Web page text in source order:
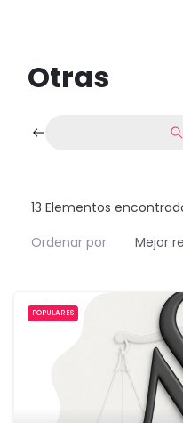
Otras
13 Elementos
Ordenar por
Mejor
POPULARES